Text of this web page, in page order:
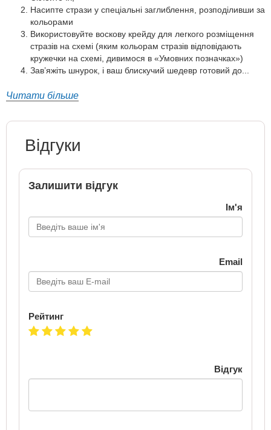
Насипте стрази у спеціальні заглиблення, розподіливши за
кольорами
Використовуйте воскову крейду для легкого розміщення
стразів на схемі (яким кольорам стразів відповідають
кружечки на схемі, дивимося в «Умовних позначках»)
Зав’яжіть шнурок, і ваш блискучий шедевр готовий до...
Читати більше
Відгуки
Залишити відгук
Ім'я
Email
Рейтинг
Відгук